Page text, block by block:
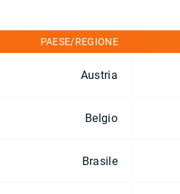
PAESE/REGIONE
Austria
Belgio
Brasile